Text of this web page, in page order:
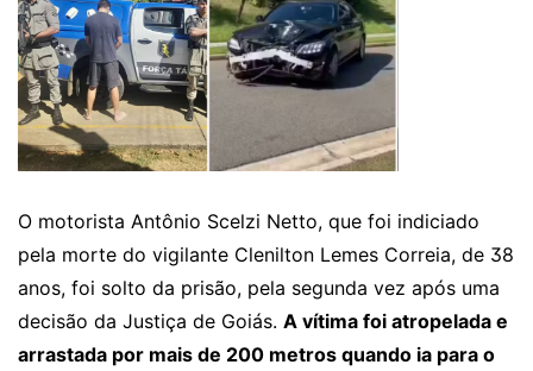
O motorista Antônio Scelzi Netto, que foi indiciado
pela morte do vigilante Clenilton Lemes Correia, de 38
anos, foi solto da prisão, pela segunda vez após uma
decisão da Justiça de Goiás. A vítima foi atropelada e
arrastada por mais de 200 metros quando ia para o